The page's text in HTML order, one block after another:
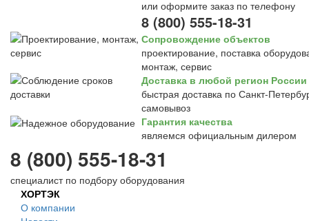
или оформите заказ по телефону
8 (800) 555-18-31
Сопровождение объектов
проектирование, поставка
монтаж, сервис
Доставка в любой регион России
быстрая доставка по Санкт-
самовывоз
Гарантия качества
являемся официальным дилером
8 (800) 555-18-31
специалист по подбору оборудования
ХОРТЭК
О компании